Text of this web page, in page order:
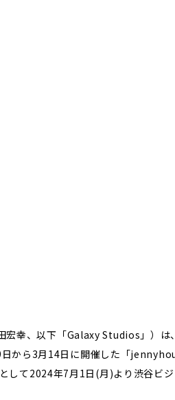
幸、以下「Galaxy Studios」）は
から3月14日に開催した「
て2024年7月1日(月)より渋谷ビジ